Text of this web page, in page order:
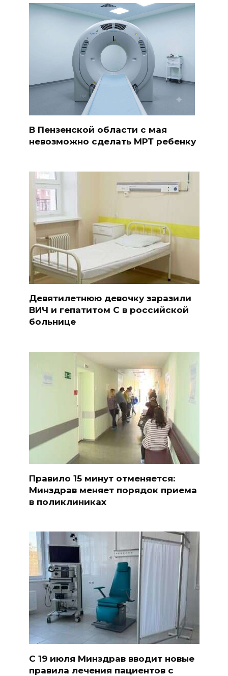
В Пензенской области с мая
невозможно сделать МРТ ребенку
Девятилетнюю девочку заразили
ВИЧ и гепатитом С в российской
больнице
Правило 15 минут отменяется:
Минздрав меняет порядок приема
в поликлиниках
С 19 июля Минздрав вводит новые
правила лечения пациентов с